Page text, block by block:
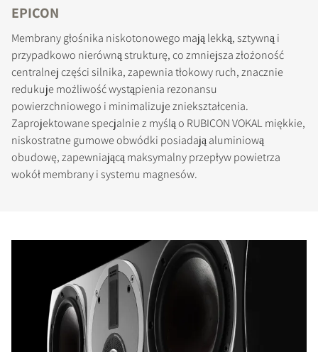
PORÓWNAJ PRODUKTY
EPICON
Membrany głośnika niskotonowego mają lekką, sztywną i
przypadkowo nierówną strukturę, co zmniejsza złożoność
centralnej części silnika, zapewnia tłokowy ruch, znacznie
redukuje możliwość wystąpienia rezonansu
powierzchniowego i minimalizuje zniekształcenia.
Zaprojektowane specjalnie z myślą o RUBICON VOKAL miękkie,
niskostratne gumowe obwódki posiadają aluminiową
obudowę, zapewniającą maksymalny przepływ powietrza
wokół membrany i systemu magnesów.